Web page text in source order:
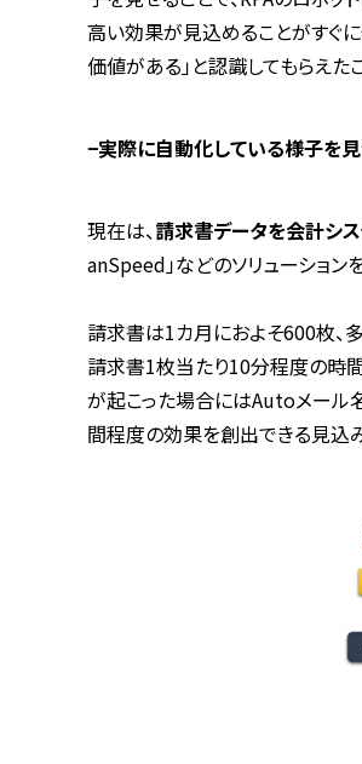
高い効果が見込めることがすぐ
価値がある」と認識してもらえ
−実際に自動化している様子を見
現在は、請求書データを会計シ
anSpeed」などのソリューション
請求書は1カ月におよそ600枚、
請求書1枚当たり10分程度の時
が起こった場合にはAutoメール
間程度の効果を創出できる見込